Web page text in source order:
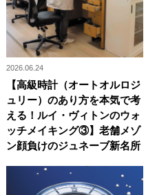
2026.06.24
【高級時計（オートオルロジ
ュリー）のあり方を本気で考
える！ルイ・ヴィトンのウォ
ッチメイキング③】老舗メゾ
ン顔負けのジュネーブ新名所